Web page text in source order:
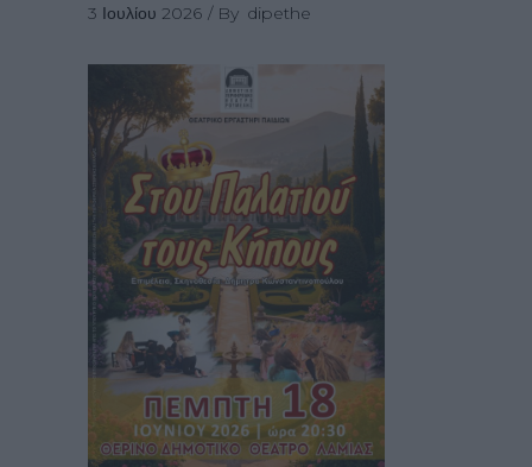
3 Ιουλίου 2026 By dipethe